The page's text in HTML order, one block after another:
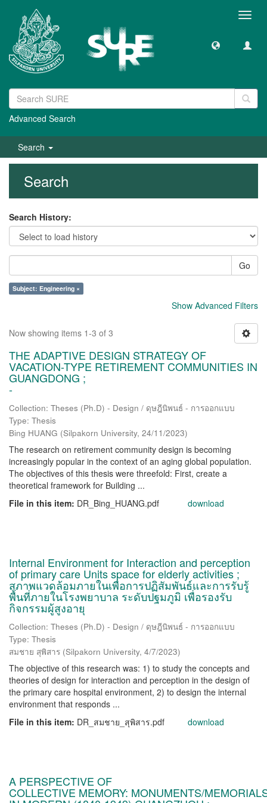
Advanced Search
Search
Search
Search History:
Go
Subject: Engineering ×
Show Advanced Filters
Now showing items 1-3 of 3
THE ADAPTIVE DESIGN STRATEGY OF
VACATION-TYPE RETIREMENT COMMUNITIES IN
GUANGDONG ;
-
Collection: Theses (Ph.D) - Design / ดุษฎีนิพนธ์ - การออกแบบ
Type: Thesis
Bing HUANG (Silpakorn University, 24/11/2023)
The research on retirement community design is becoming
increasingly popular in the context of an aging global population.
The objectives of this thesis were threefold: First, create a
theoretical framework for Building ...
File in this item: DR_Bing_HUANG.pdf download
Internal Environment for Interaction and perception
of primary care Units space for elderly activities ;
สภาพแวดล้อมภายในเพื่อการปฏิสัมพันธ์และการรับรู้
พื้นที่ภายในโรงพยาบาล ระดับปฐมภูมิ เพื่อรองรับ
กิจกรรมผู้สูงอายุ
Collection: Theses (Ph.D) - Design / ดุษฎีนิพนธ์ - การออกแบบ
Type: Thesis
สมชาย สุพิสาร (Silpakorn University, 4/7/2023)
The objective of this research was: 1) to study the concepts and
theories of design for interaction and perception in the design of
the primary care hospital environment, 2) to design the internal
environment that responds ...
File in this item: DR_สมชาย_สุพิสาร.pdf download
A PERSPECTIVE OF
COLLECTIVE MEMORY: MONUMENTS/